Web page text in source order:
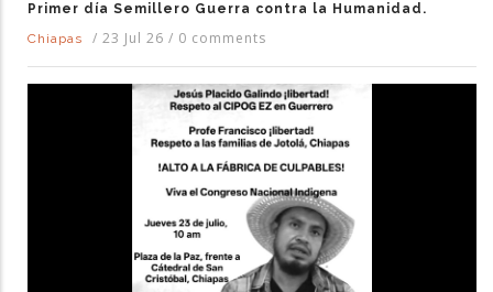
Primer día Semillero Guerra contra la Humanidad.
Chiapas
/ 23 Jul 26 / 0 comments